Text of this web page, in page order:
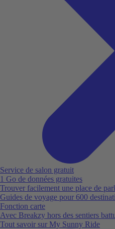
Service de salon gratuit
1 Go de données gratuites
Trouver facilement une place de
Guides de voyage pour 600
Fonction carte
Avec Breakzy hors des sentiers
Tout savoir sur My Sunny Ride